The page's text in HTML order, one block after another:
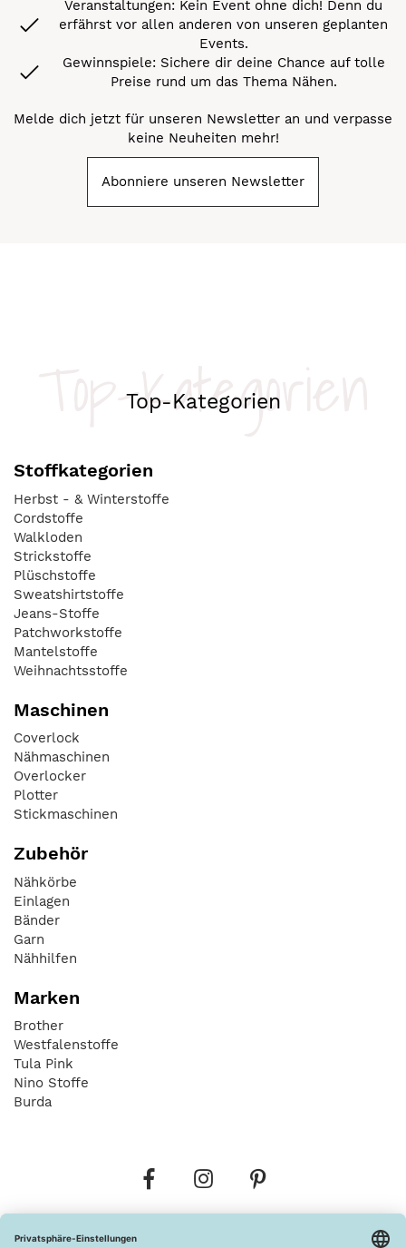
Veranstaltungen: Kein Event ohne dich! Denn du
erfährst vor allen anderen von unseren geplanten
Events.
Gewinnspiele: Sichere dir deine Chance auf tolle
Preise rund um das Thema Nähen.
Melde dich jetzt für unseren Newsletter an und verpasse
keine Neuheiten mehr!
Abonniere unseren Newsletter
Top-Kategorien
Top-Kategorien
Stoffkategorien
Herbst - & Winterstoffe
Cordstoffe
Walkloden
Strickstoffe
Plüschstoffe
Sweatshirtstoffe
Jeans-Stoffe
Patchworkstoffe
Mantelstoffe
Weihnachtsstoffe
Maschinen
Coverlock
Nähmaschinen
Overlocker
Plotter
Stickmaschinen
Zubehör
Nähkörbe
Einlagen
Bänder
Garn
Nähhilfen
Marken
Brother
Westfalenstoffe
Tula Pink
Nino Stoffe
Burda